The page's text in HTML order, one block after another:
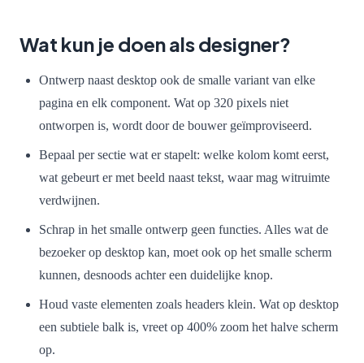
Wat kun je doen als designer?
Ontwerp naast desktop ook de smalle variant van elke
pagina en elk component. Wat op 320 pixels niet
ontworpen is, wordt door de bouwer geïmproviseerd.
Bepaal per sectie wat er stapelt: welke kolom komt eerst,
wat gebeurt er met beeld naast tekst, waar mag witruimte
verdwijnen.
Schrap in het smalle ontwerp geen functies. Alles wat de
bezoeker op desktop kan, moet ook op het smalle scherm
kunnen, desnoods achter een duidelijke knop.
Houd vaste elementen zoals headers klein. Wat op desktop
een subtiele balk is, vreet op 400% zoom het halve scherm
op.